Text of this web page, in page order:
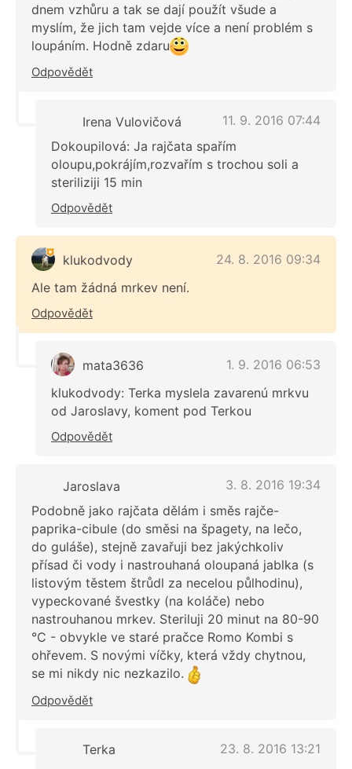
dnem vzhůru a tak se dají použít všude a
myslím, že jich tam vejde více a není problém s
loupáním. Hodně zdaru
Odpovědět
Irena Vulovičová
11. 9. 2016 07:44
Dokoupilová: Ja rajčata spařím
oloupu,pokrájím,rozvařím s trochou soli a
steriliziji 15 min
Odpovědět
klukodvody
24. 8. 2016 09:34
Ale tam žádná mrkev není.
Odpovědět
mata3636
1. 9. 2016 06:53
klukodvody: Terka myslela zavarenú mrkvu
od Jaroslavy, koment pod Terkou
Odpovědět
Jaroslava
3. 8. 2016 19:34
Podobně jako rajčata dělám i směs rajče-
paprika-cibule (do směsi na špagety, na lečo,
do guláše), stejně zavařuji bez jakýchkoliv
přísad či vody i nastrouhaná oloupaná jablka (s
listovým těstem štrůdl za necelou půlhodinu),
vypeckované švestky (na koláče) nebo
nastrouhanou mrkev. Steriluji 20 minut na 80-90
°C - obvykle ve staré pračce Romo Kombi s
ohřevem. S novými víčky, která vždy chytnou,
se mi nikdy nic nezkazilo.
Odpovědět
Terka
23. 8. 2016 13:21